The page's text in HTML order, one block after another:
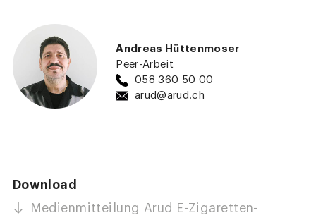
Andreas Hüttenmoser
Peer-Arbeit
058 360 50 00
arud@arud.ch
Download
Medienmitteilung Arud E-Zigaretten-